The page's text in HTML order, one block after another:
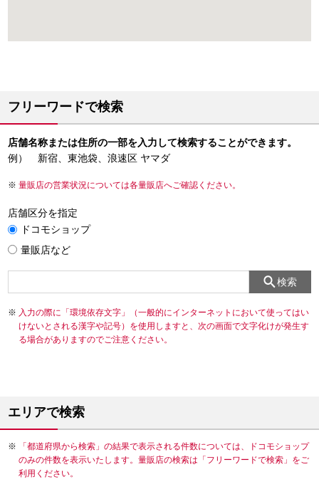
フリーワードで検索
店舗名称または住所の一部を入力して検索することができます。
例） 新宿、東池袋、浪速区 ヤマダ
量販店の営業状況については各量販店へご確認ください。
店舗区分を指定
ドコモショップ
量販店など
検索
入力の際に「環境依存文字」（一般的にインターネットにおいて使ってはい
けないとされる漢字や記号）を使用しますと、次の画面で文字化けが発生す
る場合がありますのでご注意ください。
エリアで検索
「都道府県から検索」の結果で表示される件数については、ドコモショップ
のみの件数を表示いたします。量販店の検索は「フリーワードで検索」をご
利用ください。